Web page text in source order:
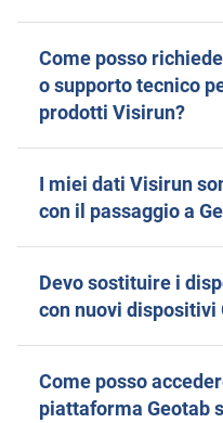
Come posso
o supporto tecnico
prodotti Visirun?
I miei dati Visirun
con il passaggio a
Devo sostituire i
con nuovi dispositivi
Come posso
piattaforma Geotab